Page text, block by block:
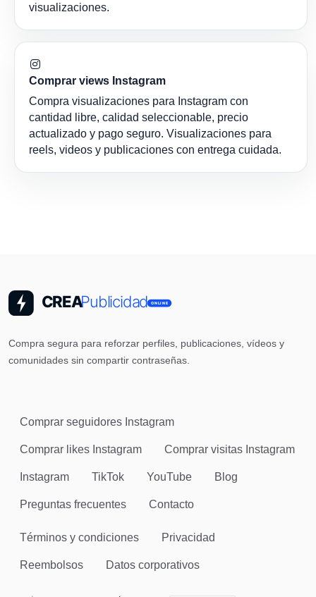
visualizaciones.
Comprar views Instagram
Compra visualizaciones para Instagram con
cantidad libre, calidad seleccionable, precio
actualizado y pago seguro. Visualizaciones para
reels, videos y publicaciones con entrega cuidada.
Compra segura para reforzar perfiles, publicaciones, vídeos y
comunidades sin compartir contraseñas.
Comprar seguidores Instagram
Comprar likes Instagram Comprar visitas Instagram
Instagram TikTok YouTube Blog
Preguntas frecuentes Contacto
Términos y condiciones Privacidad
Reembolsos Datos corporativos